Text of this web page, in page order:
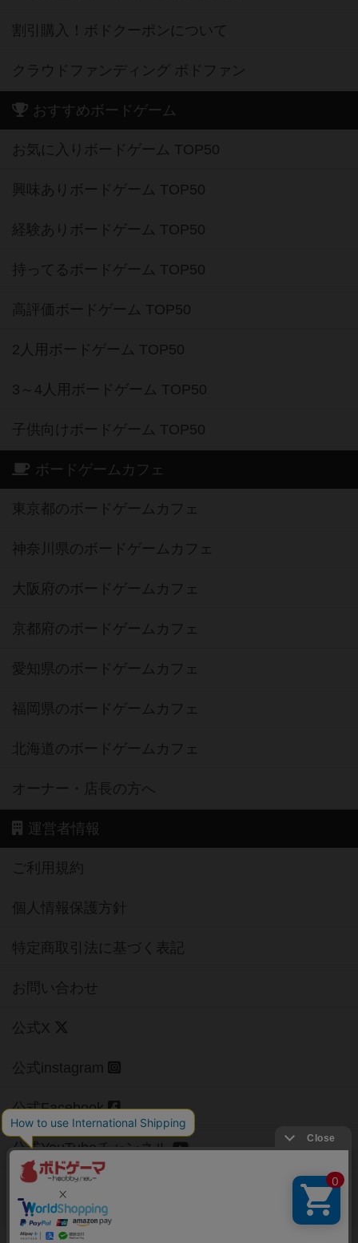
割引購入！ボドクーポンについて
クラウドファンディング ボドファン
おすすめボードゲーム
お気に入りボードゲーム TOP50
興味ありボードゲーム TOP50
経験ありボードゲーム TOP50
持ってるボードゲーム TOP50
高評価ボードゲーム TOP50
2人用ボードゲーム TOP50
3～4人用ボードゲーム TOP50
子供向けボードゲーム TOP50
ボードゲームカフェ
東京都のボードゲームカフェ
神奈川県のボードゲームカフェ
大阪府のボードゲームカフェ
京都府のボードゲームカフェ
愛知県のボードゲームカフェ
福岡県のボードゲームカフェ
北海道のボードゲームカフェ
オーナー・店長の方へ
運営者情報
ご利用規約
個人情報保護方針
特定商取引法に基づく表記
お問い合わせ
公式X
公式instagram
公式Facebook
公式YouTubeチャンネル